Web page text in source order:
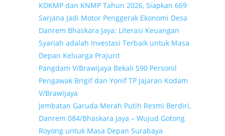
KDKMP dan KNMP Tahun 2026, Siapkan 669
Sarjana Jadi Motor Penggerak Ekonomi Desa
Danrem Bhaskara Jaya: Literasi Keuangan
Syariah adalah Investasi Terbaik untuk Masa
Depan Keluarga Prajurit
Pangdam V/Brawijaya Bekali 590 Personil
Pengawak Brigif dan Yonif TP Jajaran Kodam
V/Brawijaya
Jembatan Garuda Merah Putih Resmi Berdiri,
Danrem 084/Bhaskara Jaya – Wujud Gotong
Royong untuk Masa Depan Surabaya